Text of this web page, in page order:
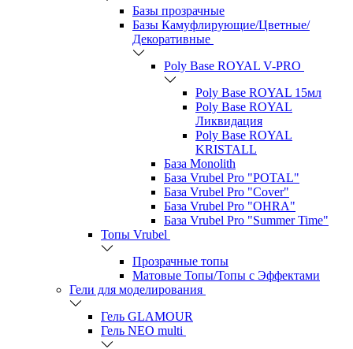
Базы прозрачные
Базы Камуфлирующие/Цветные/
Декоративные
Poly Base ROYAL V-PRO
Poly Base ROYAL 15мл
Poly Base ROYAL
Ликвидация
Poly Base ROYAL
KRISTALL
База Monolith
База Vrubel Pro "POTAL"
База Vrubel Pro "Сover"
База Vrubel Pro "OHRA"
База Vrubel Pro "Summer Time"
Топы Vrubel
Прозрачные топы
Матовые Топы/Топы с Эффектами
Гели для моделирования
Гель GLAMOUR
Гель NEO multi